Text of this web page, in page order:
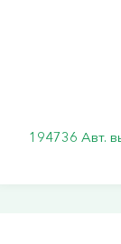
194736 Авт.